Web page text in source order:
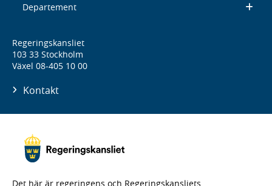
Departement
Regeringskansliet
103 33 Stockholm
Växel 08-405 10 00
Kontakt
Det här är regeringens och Regeringskansliets